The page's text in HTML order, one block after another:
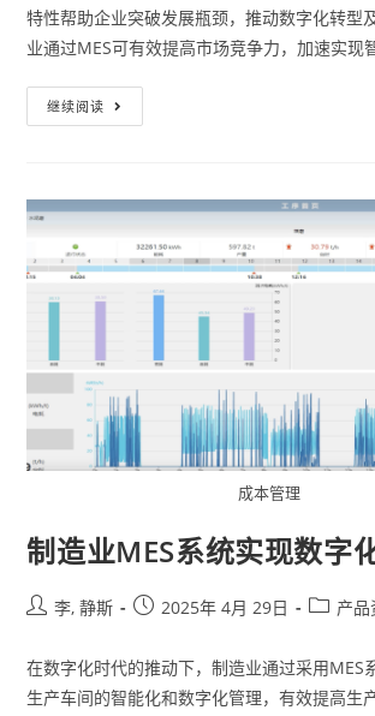
特性帮助企业突破发展瓶颈，推动数字化转型
业通过MES可有效提高市场竞争力，加速实现
继续阅读
成本管理
制造业MES系统实现数字
李, 静斯 2025年 4月 29日 产品
在数字化时代的推动下，制造业通过采用MES
生产车间的智能化和数字化管理，有效提高生